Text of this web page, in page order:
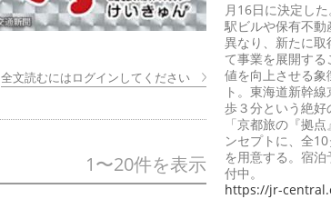
全文読むにはログインしてください
1〜20件を表示
月16日に決定し
駅ビルや保有不
異なり、新たに取
て事業を展開す
値を向上させる象
ト。東海道新幹
歩３分という絶好
「京都旅の『拠
ンセプトに、全
を用意する。宿
付中。
https://jr-